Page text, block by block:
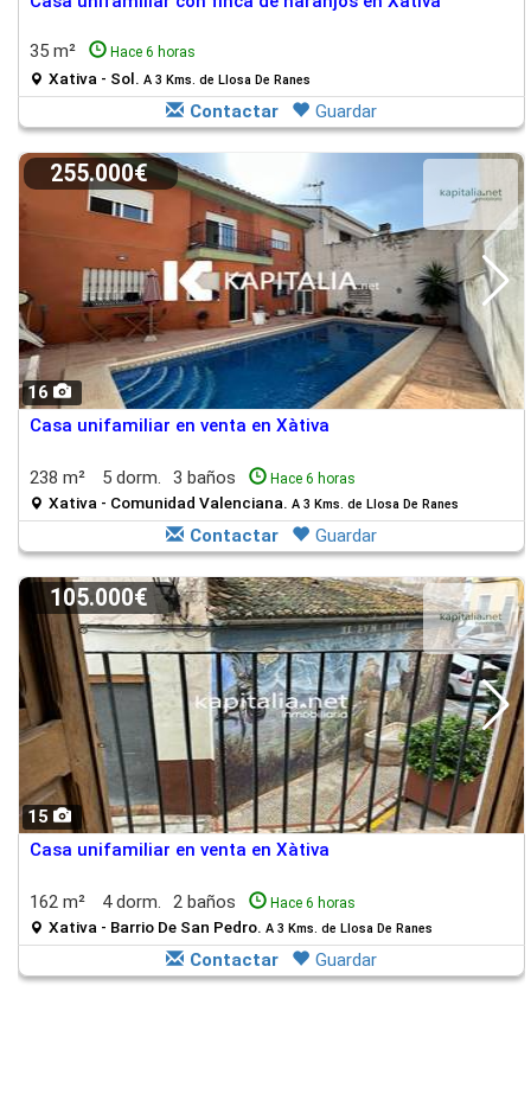
35 m² Hace 6 horas
Xativa - Sol. A 3 Kms. de Llosa De Ranes
Contactar Guardar
16
255.000€
Casa unifamiliar en venta en Xàtiva
238 m² 5 dorm. 3 baños Hace 6 horas
Xativa - Comunidad Valenciana. A 3 Kms. de Llosa De Ranes
Contactar Guardar
15
105.000€
Casa unifamiliar en venta en Xàtiva
162 m² 4 dorm. 2 baños Hace 6 horas
Xativa - Barrio De San Pedro. A 3 Kms. de Llosa De Ranes
Contactar Guardar